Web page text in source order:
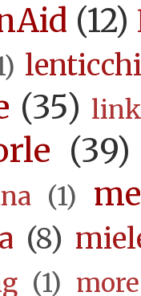
(12)
(35)
(39)
(1)
(8)
(1) more